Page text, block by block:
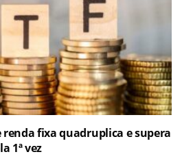
renda fixa quadruplica e supera
1ª vez